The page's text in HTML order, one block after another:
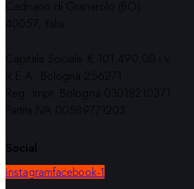
Cadriano di Granarolo (BO)
40057, Italia
Capitale Sociale € 101.490,00 i.v.
R.E.A. Bologna 256271
Reg. Impr. Bologna 03018210371
Partita IVA 00589771203
Social
instagramfacebook-1